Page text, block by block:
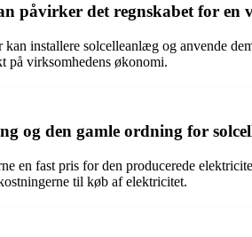
påvirker det regnskabet for en
installere solcelleanlæg og anvende
på virksomhedens økonomi.
og den gamle ordning for
en fast pris for den producerede
til køb af elektricitet.